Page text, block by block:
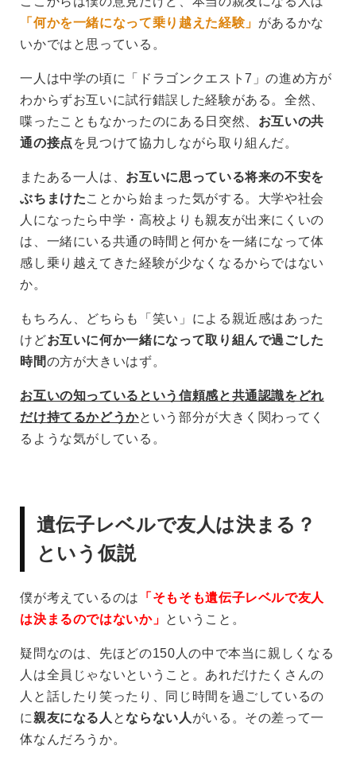
「何かを一緒になって乗り越えた経験」 があるかな
いかではと思っている。
一人は中学の頃に「ドラゴンクエスト7」の進め方が
わからずお互いに試行錯誤した経験がある。全然、
喋ったこともなかったのにある日突然、 お互いの共
通の接点 を見つけて協力しながら取り組んだ。
またある一人は、 お互いに思っている将来の不安を
ぶちまけたことから始まった気がする。大学や社会
人になったら中学・高校よりも親友が出来にくいの
は、一緒にいる共通の時間と何かを一緒になって体
感し乗り越えてきた経験が少なくなるからではない
か。
もちろん、どちらも「笑い」による親近感はあった
けどお互いに何か一緒になって取り組んで過ごした
時間の方が大きいはず。
お互いの知っているという信頼感と共通認識をどれ
だけ持てるかどうかという部分が大きく関わってく
るような気がしている。
遺伝子レベルで友人は決まる？
という仮説
僕が考えているのは
「そもそも遺伝子レベルで友人
は決まるのではないか」 ということ。
疑問なのは、先ほどの150人の中で本当に親しくなる
人は全員じゃないということ。あれだけたくさんの
人と話したり笑ったり、同じ時間を過ごしているの
に親友になる人 とならない人 がいる。その差って一
体なんだろうか。